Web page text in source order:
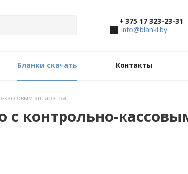
+ 375 17 323-23-31
info@blanki.by
Бланки скачать Контакты
кассовым аппаратом
с контрольно-